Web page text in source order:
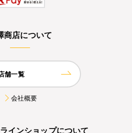
商店について
舗一覧
会社概要
インショップについて